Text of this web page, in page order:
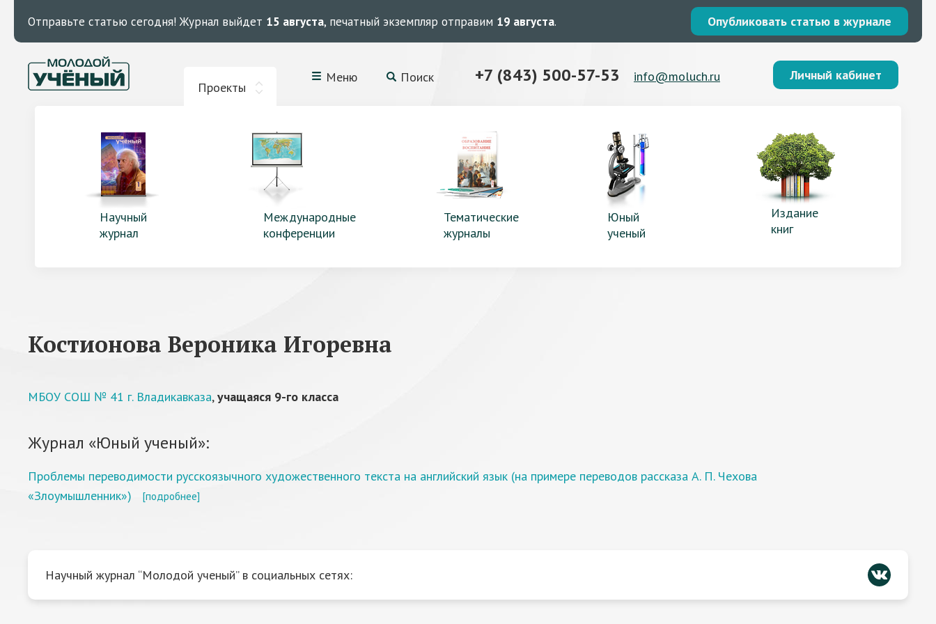
Отправьте статью сегодня! Журнал выйдет 15 августа, печатный экземпляр отправим 19 августа. Опубликовать статью в журнале
Проекты
Меню Поиск +7 (843) 500-57-53 info@moluch.ru Личный кабинет
Научный
журнал
Международные
конференции
Тематические
журналы
Юный
ученый
Издание
книг
Костионова Вероника Игоревна
МБОУ СОШ № 41 г. Владикавказа,учащаяся 9-го класса
Журнал «Юный ученый»:
Проблемы переводимости русскоязычного художественного текста на английский язык (на примере переводов рассказа А. П. Чехова
«Злоумышленник»)
[подробнее]
Научный журнал “Молодой ученый” в социальных сетях: